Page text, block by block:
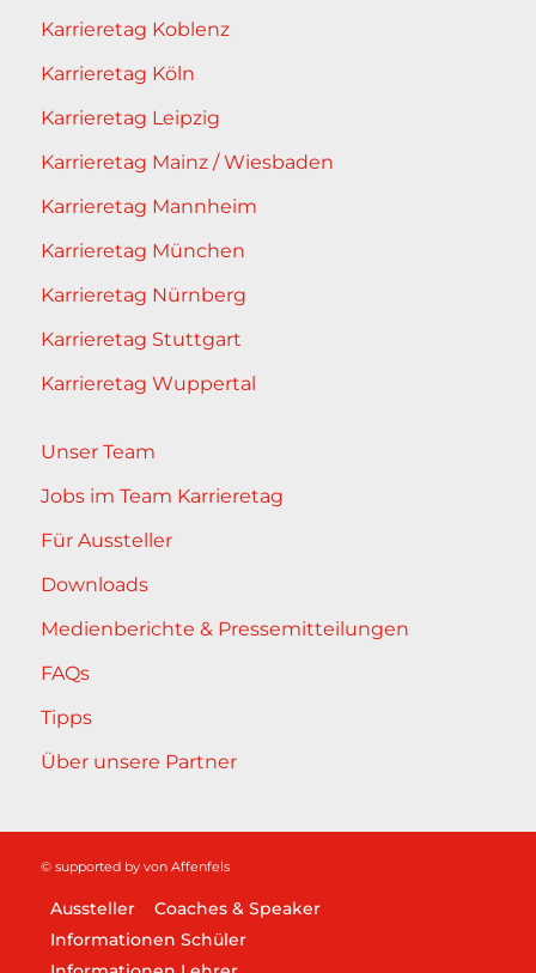
Karrieretag Koblenz
Karrieretag Köln
Karrieretag Leipzig
Karrieretag Mainz / Wiesbaden
Karrieretag Mannheim
Karrieretag München
Karrieretag Nürnberg
Karrieretag Stuttgart
Karrieretag Wuppertal
Unser Team
Jobs im Team Karrieretag
Für Aussteller
Downloads
Medienberichte & Pressemitteilungen
FAQs
Tipps
Über unsere Partner
© supported by von Affenfels
Aussteller
Coaches & Speaker
Informationen Schüler